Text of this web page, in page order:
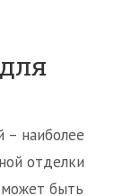
– наиболее
отделки
быть